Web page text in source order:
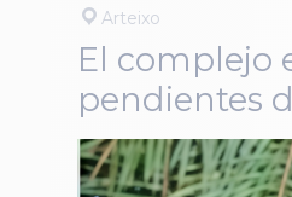
Arteixo
El complejo
pendientes